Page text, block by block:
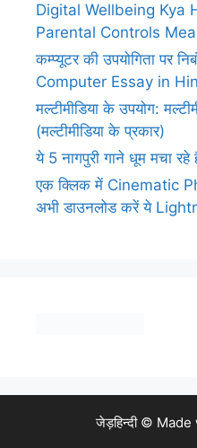
Digital Wellbeing Kya
Parental Controls
कम्प्यूटर की उपयोगिता पर
Computer Essay in
मल्टीमीडिया के उपयोग:
(मल्टीमीडिया के प्रकार)
ये 5 नागपुरी गाने धूम मचा
एक क्लिक में Cinematic
अभी डाउनलोड करें ये
जेड़हिन्दी ©